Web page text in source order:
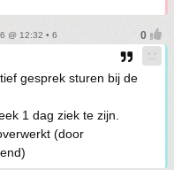
@ 12:32 • 6
gesprek sturen bij de
1 dag ziek te zijn.
(door